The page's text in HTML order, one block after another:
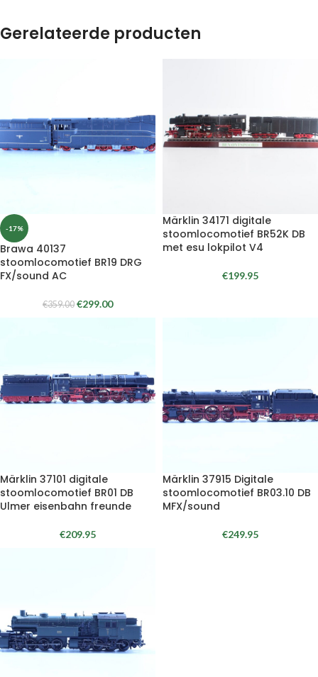
Gerelateerde producten
-17%
Brawa 40137
stoomlocomotief BR19 DRG
FX/sound AC
€359.00 €299.00
Märklin 34171 digitale
stoomlocomotief BR52K DB
met esu lokpilot V4
€199.95
Märklin 37101 digitale
stoomlocomotief BR01 DB
Ulmer eisenbahn freunde
€209.95
Märklin 37915 Digitale
stoomlocomotief BR03.10 DB
MFX/sound
€249.95